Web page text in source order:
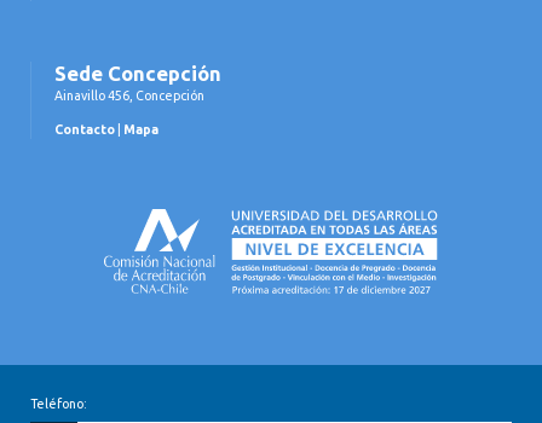
Sede Concepción
Ainavillo 456, Concepción
Contacto Mapa
Teléfono: